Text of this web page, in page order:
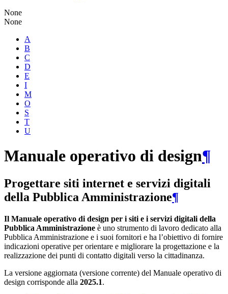
None
None
A
B
C
D
E
I
M
O
S
T
U
Manuale operativo di design¶
Progettare siti internet e servizi digitali
della Pubblica Amministrazione¶
Il Manuale operativo di design per i siti e i servizi digitali della
Pubblica Amministrazione è uno strumento di lavoro dedicato alla
Pubblica Amministrazione e i suoi fornitori e ha l’obiettivo di fornire
indicazioni operative per orientare e migliorare la progettazione e la
realizzazione dei punti di contatto digitali verso la cittadinanza.
La versione aggiornata (versione corrente) del Manuale operativo di
design corrisponde alla 2025.1.